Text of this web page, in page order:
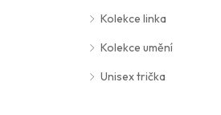
Kolekce linka
Kolekce umění
Unisex trička